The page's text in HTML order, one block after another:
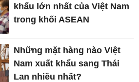
khẩu lớn nhất của Việt Nam
trong khối ASEAN
Những mặt hàng nào Việt
Nam xuất khẩu sang Thái
Lan nhiều nhất?